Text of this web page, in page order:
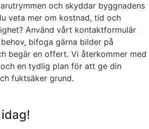
och skyddar byggnadens
veta mer om kostnad, tid och
Använd vårt kontaktformulär
bifoga gärna bilder på
begär en offert. Vi återkommer med
en tydlig plan för att ge din
fuktsäker grund.